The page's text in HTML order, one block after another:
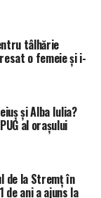
tâlhărie
o femeie și i-
și Alba Iulia?
al orașului
de la Stremț în
de ani a ajuns la